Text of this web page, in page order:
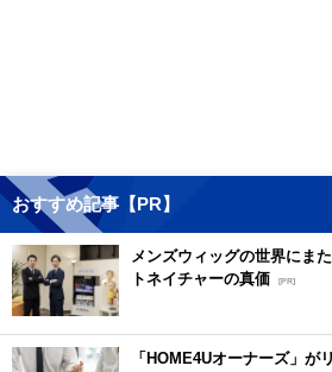
おすすめ記事【PR】
メンズウィッグの世界にま
トネイチャーの真価
[PR]
「HOME4Uオーナーズ」が